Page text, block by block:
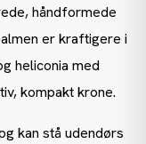
håndformede
er kraftigere i
heliconia med
kompakt krone.
kan stå udendørs